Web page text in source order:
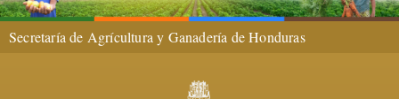
Secretaría de Agrícultura y Ganadería de Honduras